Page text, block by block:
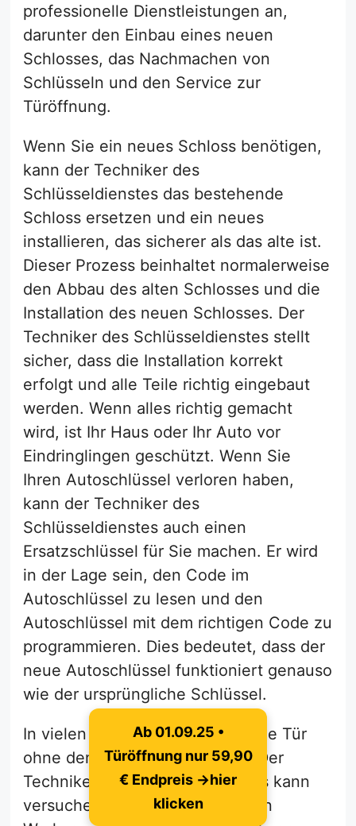
professionelle Dienstleistungen an,
darunter den Einbau eines neuen
Schlosses, das Nachmachen von
Schlüsseln und den Service zur
Türöffnung.
Wenn Sie ein neues Schloss benötigen,
kann der Techniker des
Schlüsseldienstes das bestehende
Schloss ersetzen und ein neues
installieren, das sicherer als das alte ist.
Dieser Prozess beinhaltet normalerweise
den Abbau des alten Schlosses und die
Installation des neuen Schlosses. Der
Techniker des Schlüsseldienstes stellt
sicher, dass die Installation korrekt
erfolgt und alle Teile richtig eingebaut
werden. Wenn alles richtig gemacht
wird, ist Ihr Haus oder Ihr Auto vor
Eindringlingen geschützt. Wenn Sie
Ihren Autoschlüssel verloren haben,
kann der Techniker des
Schlüsseldienstes auch einen
Ersatzschlüssel für Sie machen. Er wird
in der Lage sein, den Code im
Autoschlüssel zu lesen und den
Autoschlüssel mit dem richtigen Code zu
programmieren. Dies bedeutet, dass der
neue Autoschlüssel funktioniert genauso
wie der ursprüngliche Schlüssel.
In vielen Fällen ist es möglich, die Tür
ohne den Schlüssel zu öffnen. Der
Techniker des Schlüsseldienstes kann
versuchen, die Tür mit speziellen
Ab 01.09.25 •
Türöffnung nur 59,90
€ Endpreis →hier
klicken